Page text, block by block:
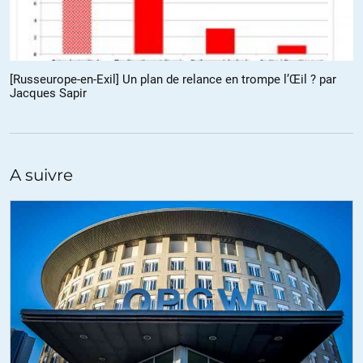
valait mieux que ce siècle d’or arrive à sa fin avant que des excès se
développent et s’intensifient comme cela fût le cas par exemple à
New York. Mais cette oligarchie avait au moins le mérite que la
de quelques-uns comme maintenant mais dans celles d’une grande
aspect financier (dettes) issue des querelles avec ses voisins
Sans doute que ce libéralisme a fonctionné, et a inspiré beaucoup
de penseurs et d’artistes, car le peuple, hors du joug de la noblesse,
était soudé communément pour vivre dans l’unité, celle d’une
nation libre.
La liberté plus responsable de celles des autres, y compris lors de la
colonisation sur la côte Est des USA actuels, et non ou moins la
liberté malsaine pour soi du néo-libéralisme.
+6 ALERTER
[Russeurope-en-Exil] Un plan de relance en trompe l’Œil ? par
Jacques Sapir
A suivre